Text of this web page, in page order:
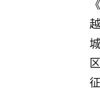
《
越
城
区
征